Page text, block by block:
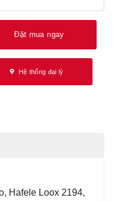
Đặt mua ngay
Hệ thống đại lý
Hafele Loox 2194,